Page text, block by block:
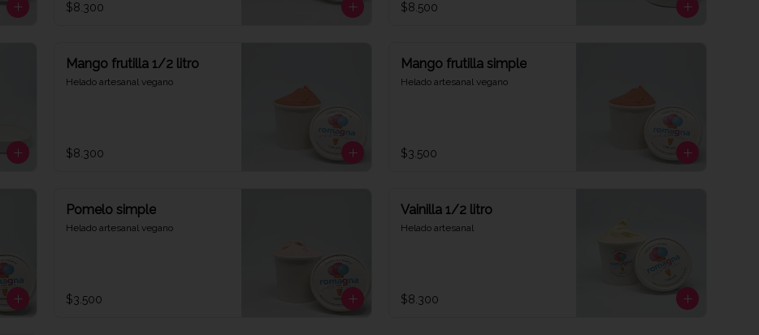
$8.300 $8.500
Mango frutilla 1/2 litro
Helado artesanal vegano
$8.300
Mango frutilla simple
Helado artesanal vegano
$3.500
Pomelo simple
Helado artesanal vegano
$3.500
Vainilla 1/2 litro
Helado artesanal
$8.300